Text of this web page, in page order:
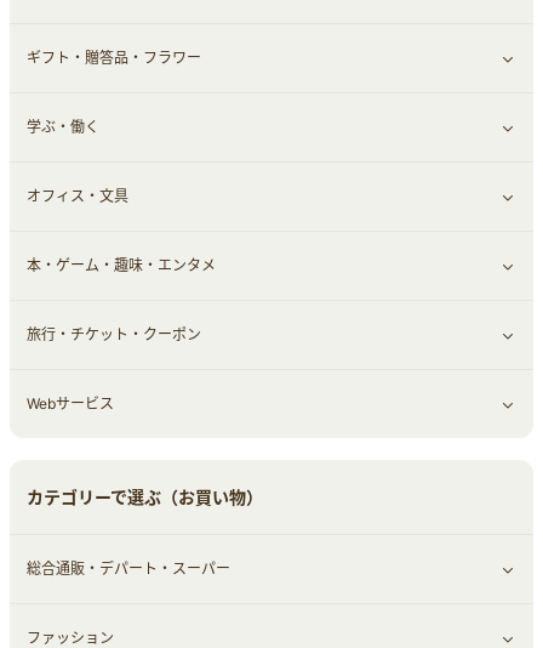
定額制有料コンテンツ
仮想通貨
その他投資
キャッシング・ローン
その他金融
保険相談・面談
すべて見る
住まい・暮らし
不動産
引越し
エコ・エネルギー
車情報・カーシェア・レンタル
ギフト・贈答品・フラワー
すべて見る
ギフト・贈答品
学ぶ・働く
すべて見る
習い事・学習・学校
仕事・転職
オフィス・文具
すべて見る
オフィス・文具
本・ゲーム・趣味・エンタメ
すべて見る
ゲーム・趣味
旅行・チケット・クーポン
すべて見る
Webサービス
カテゴリーで選ぶ（お買い物）
総合通販・デパート・スーパー
すべて見る
ファッション